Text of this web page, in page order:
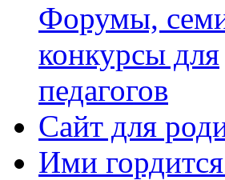
Форумы,
конкурсы для
педагогов
Сайт для
Ими